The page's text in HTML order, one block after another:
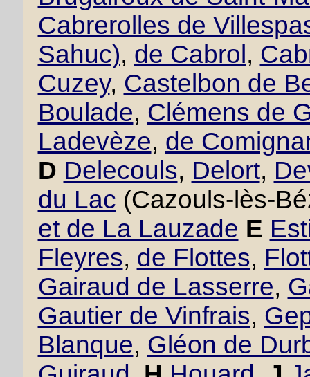
Cabrerolles de
Sahuc), de Cabrol ,
Cuzey, Castelbon de
Boulade, Clémens de
Ladevèze, de
D Delecouls, Delort,
du Lac (Cazouls-lès-
et de La Lauzade E
Fleyres, de Flottes,
Gairaud de Lasserre,
Gautier de Vinfrais,
Blanque, Gléon de